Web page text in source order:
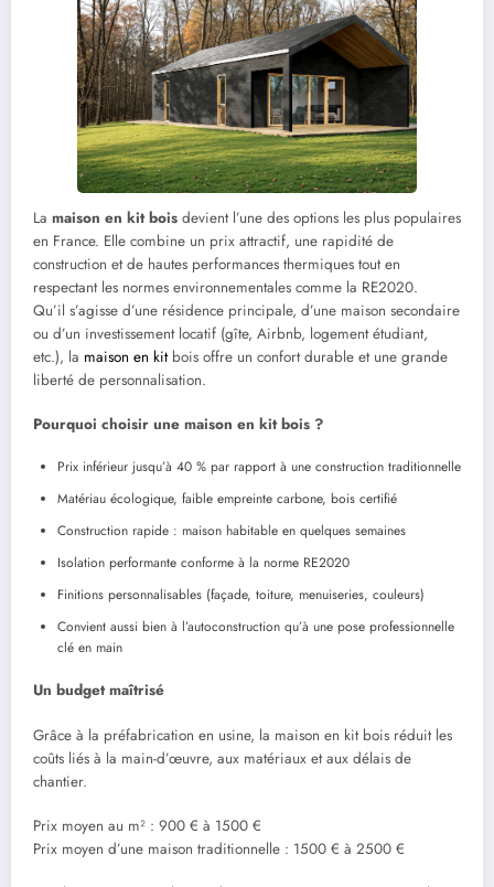
La maison en kit bois devient l’une des options les plus populaires
en France. Elle combine un prix attractif, une rapidité de
construction et de hautes performances thermiques tout en
respectant les normes environnementales comme la RE2020.
Qu’il s’agisse d’une résidence principale, d’une maison secondaire
ou d’un investissement locatif (gîte, Airbnb, logement étudiant,
etc.), la maison en kitbois offre un confort durable et une grande
liberté de personnalisation.
Pourquoi choisir une maison en kit bois ?
Prix inférieur jusqu’à 40 % par rapport à une construction traditionnelle
Matériau écologique, faible empreinte carbone, bois certifié
Construction rapide : maison habitable en quelques semaines
Isolation performante conforme à la norme RE2020
Finitions personnalisables (façade, toiture, menuiseries, couleurs)
Convient aussi bien à l’autoconstruction qu’à une pose professionnelle
clé en main
Un budget maîtrisé
Grâce à la préfabrication en usine, la maison en kit bois réduit les
coûts liés à la main-d’œuvre, aux matériaux et aux délais de
chantier.
Prix moyen au m² : 900 € à 1500 €
Prix moyen d’une maison traditionnelle : 1500 € à 2500 €